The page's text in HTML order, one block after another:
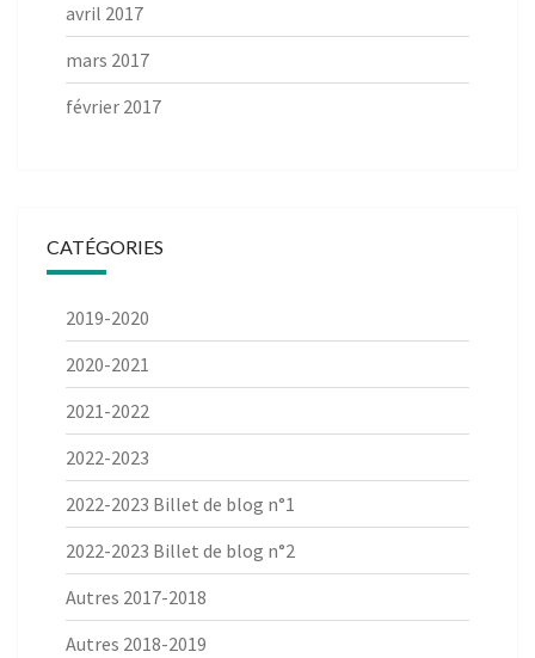
avril 2017
mars 2017
février 2017
CATÉGORIES
2019-2020
2020-2021
2021-2022
2022-2023
2022-2023 Billet de blog n°1
2022-2023 Billet de blog n°2
Autres 2017-2018
Autres 2018-2019